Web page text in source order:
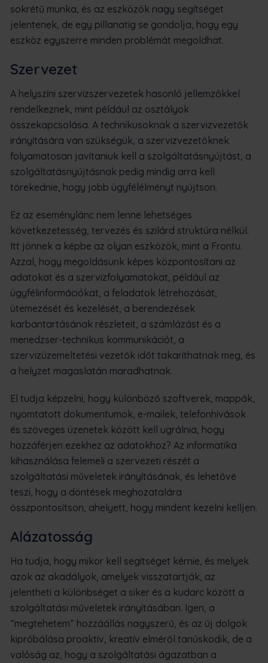
sokrétű munka, és az eszközök nagy segítséget
jelentenek, de egy pillanatig se gondolja, hogy egy
eszköz egyszerre minden problémát megoldhat.
Szervezet
A helyszíni szervizszervezetek hasonló jellemzőkkel
rendelkeznek, mint például az osztályok
összekapcsolása. A technikusoknak a szervizvezetők
irányítására van szükségük, a szervizvezetőknek
folyamatosan javítaniuk kell a szolgáltatásnyújtást, a
szolgáltatásnyújtásnak pedig mindig arra kell
törekednie, hogy jobb ügyfélélményt nyújtson.
Ez az eseménylánc nem lenne lehetséges
következetesség, tervezés és szilárd struktúra nélkül.
Itt jönnek a képbe az olyan eszközök, mint a Frontu.
Azzal, hogy megoldásunk képes központosítani az
adatokat és a szervizfolyamatokat, például az
ügyfélinformációkat, a feladatok létrehozását,
ütemezését és kezelését, a berendezések
karbantartásának részleteit, a számlázást és a
menedzser-technikus kommunikációt, a
szervizüzemeltetési vezetők időt takaríthatnak meg, és
a helyzet magaslatán maradhatnak.
El tudja képzelni, hogy különböző szoftverek, mappák,
nyomtatott dokumentumok, e-mailek, telefonhívások
és szöveges üzenetek között kell ugrálnia, hogy
hozzáférjen ezekhez az adatokhoz? Az informatika
kihasználása felemeli a szervezeti részét a
szolgáltatási műveletek irányításának, és lehetővé
teszi, hogy a döntések meghozatalára
összpontosítson, ahelyett, hogy mindent kezelni kelljen.
Alázatosság
Ha tudja, hogy mikor kell segítséget kérnie, és melyek
azok az akadályok, amelyek visszatartják, az
jelentheti a különbséget a siker és a kudarc között a
szolgáltatási műveletek irányításában. Igen, a
“megtehetem” hozzáállás nagyszerű, és az új dolgok
kipróbálása proaktív, kreatív elméről tanúskodik, de a
valóság az, hogy a szolgáltatási ágazatban a